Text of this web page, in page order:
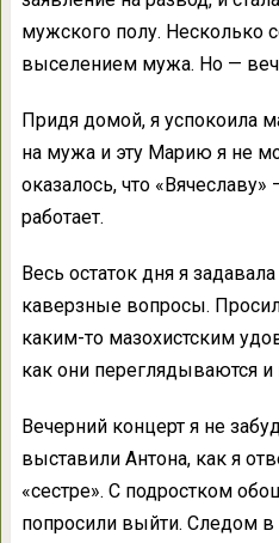
мужского полу. Несколько
выселением мужа. Но —
Придя домой, я успокоила
на мужа и эту Марию я не
оказалось, что «Вячеславу»
работает.
Весь остаток дня я
каверзные вопросы.
каким-то мазохистским
как они переглядываются
Вечерний концерт я не
выставили Антона, как я
«сестре». С подростком
попросили выйти. Следом